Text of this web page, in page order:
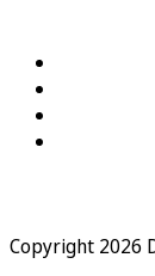
Copyright 2026